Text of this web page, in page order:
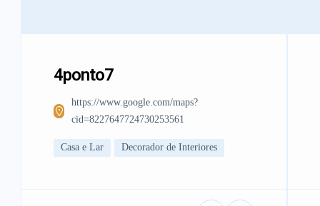
4ponto7
https://www.google.com/maps?
cid=8227647724730253561
Casa e Lar Decorador de Interiores